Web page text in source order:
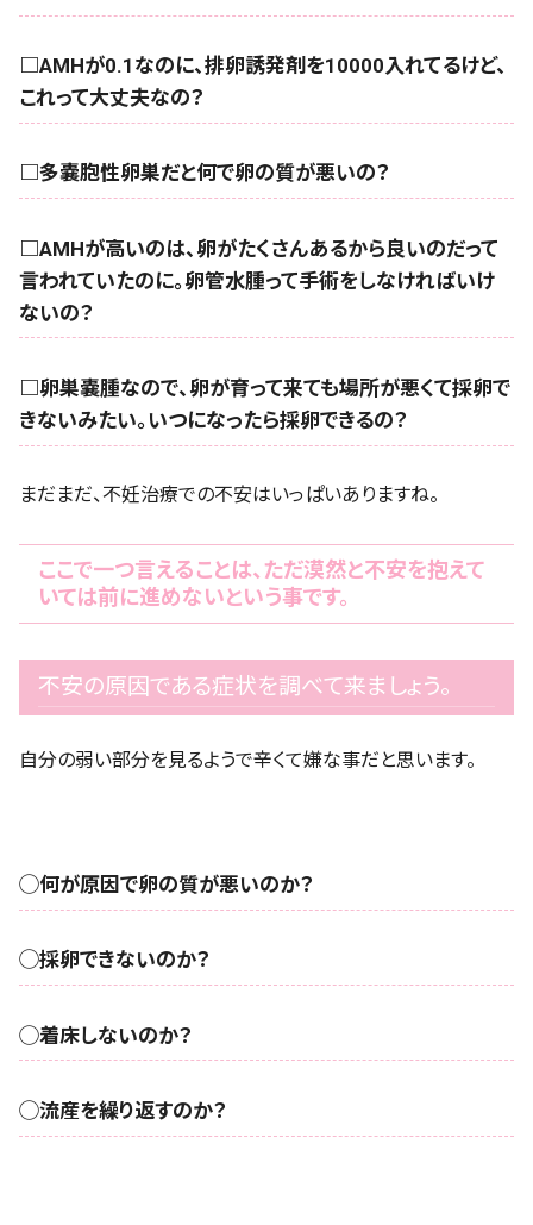
□AMHが0.1なのに、排卵誘発剤を10000入れてるけど、
これって大丈夫なの？
□多嚢胞性卵巣だと何で卵の質が悪いの？
□AMHが高いのは、卵がたくさんあるから良いのだって
言われていたのに。卵管水腫って手術をしなければいけ
ないの？
□卵巣嚢腫なので、卵が育って来ても場所が悪くて採卵で
きないみたい。いつになったら採卵できるの？
まだまだ、不妊治療での不安はいっぱいありますね。
ここで一つ言えることは、ただ漠然と不安を抱えて
いては前に進めないという事です。
不安の原因である症状を調べて来ましょう。
自分の弱い部分を見るようで辛くて嫌な事だと思います。
◯何が原因で卵の質が悪いのか？
◯採卵できないのか？
◯着床しないのか？
◯流産を繰り返すのか？